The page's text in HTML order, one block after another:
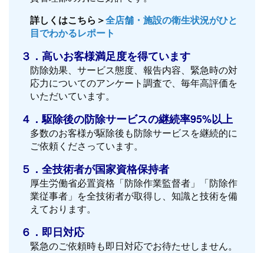
詳しくはこちら＞全店舗・施設の衛生状況がひと
目でわかるレポート
３．高いお客様満足度を得ています
防除効果、サービス態度、報告内容、緊急時の対
応力についてのアンケート調査で、毎年高評価を
いただいています。
４．駆除後の防除サービスの継続率95%以上
多数のお客様が駆除後も防除サービスを継続的に
ご依頼くださっています。
５．全技術者が国家資格保持者
厚生労働省必置資格「防除作業監督者」「防除作
業従事者」を全技術者が取得し、知識と技術を備
えております。
６．即日対応
緊急のご依頼時も即日対応でお待たせしません。